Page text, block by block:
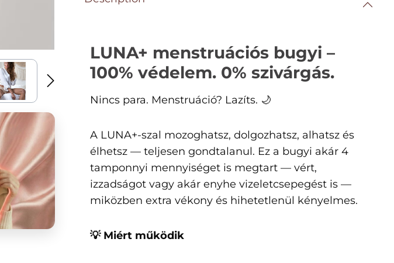
LUNA+ menstruációs bugyi –
100% védelem. 0% szivárgás.
Nincs para. Menstruáció? Lazíts. 🌙
A LUNA+-szal mozoghatsz, dolgozhatsz, alhatsz és
élhetsz — teljesen gondtalanul. Ez a bugyi akár 4
tamponnyi mennyiséget is megtart — vért,
izzadságot vagy akár enyhe vizeletcsepegést is —
miközben extra vékony és hihetetlenül kényelmes.
💡 Miért működik